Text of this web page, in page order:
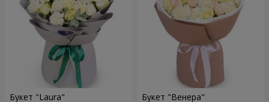
Букет "Laura" Букет "Венера"